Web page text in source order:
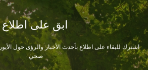
ابق على اطلاع
اشترك للبقاء على اطلاع بأحدث الأخبار والرؤى حول
صحي.